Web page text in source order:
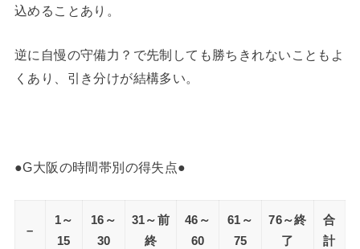
込めることあり。
逆に自慢の守備力？で先制しても勝ちきれないこともよ
くあり、引き分けが結構多い。
●G大阪の時間帯別の得失点●
–
1～
15
16～
30
31～前
終
46～
60
61～
75
76～終
了
合
計